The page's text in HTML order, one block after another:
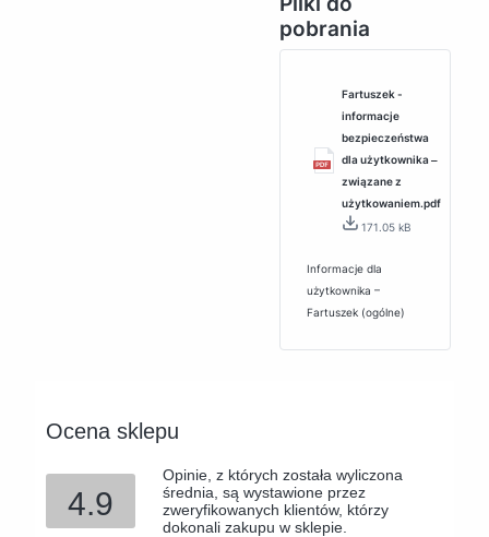
pobrania
Fartuszek -
informacje
bezpieczeństwa
dla użytkownika ‒
związane z
użytkowaniem.pdf
171.05 kB
Informacje dla
użytkownika –
Fartuszek (ogólne)
Ocena sklepu
4.9
Opinie, z których została wyliczona
średnia, są wystawione przez
zweryfikowanych klientów, którzy
dokonali zakupu w sklepie.